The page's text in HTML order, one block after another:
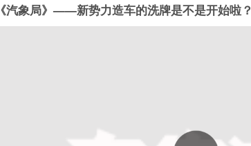
《汽象局》——新势力造车的洗牌是不是开始啦？